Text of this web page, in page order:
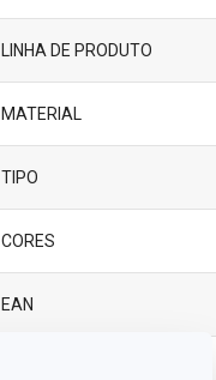
LINHA DE PRODUTO
MATERIAL
TIPO
CORES
EAN